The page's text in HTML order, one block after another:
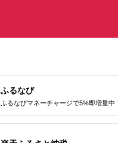
ふるなび
ふるなびマネーチャージで5%即増量中！